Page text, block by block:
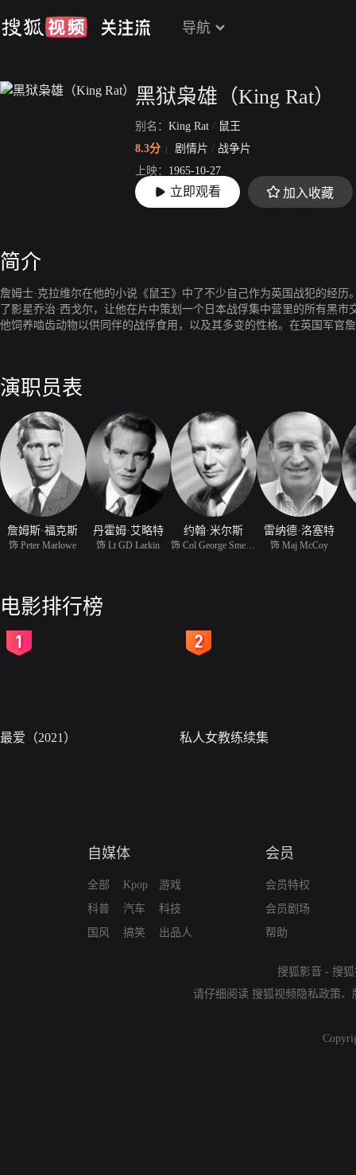
导航
黑狱枭雄（King Rat）
别名： King Rat / 鼠王
8.3分
剧情片 / 战争片
上映： 1965-10-27
片长： 134分33秒
立即观看 加入收藏
简介
詹姆士·克拉维尔在他的小说《鼠王》中了不少自己作为英国战犯的经历
了影星乔治·西戈尔，让他在片中策划一个日本战俘集中营里的所有黑市
他饲养啮齿动物以供同伴的战俘食用，以及其多变的性格。在英国军官
演职员表
詹姆斯·福克斯
饰 Peter Marlowe
丹霍姆·艾略特
饰 Lt GD Larkin
约翰·米尔斯 雷纳德·洛塞特
饰 Maj McCoy
电影排行榜
最爱（2021） 私人女教练续集
自媒体
全部
科普
国风
Kpop
汽车
搞笑
游戏
科技
出品人
会员
会员特权
会员剧场
帮助
搜狐影音 - 搜
请仔细阅读 搜狐视频隐私政策、